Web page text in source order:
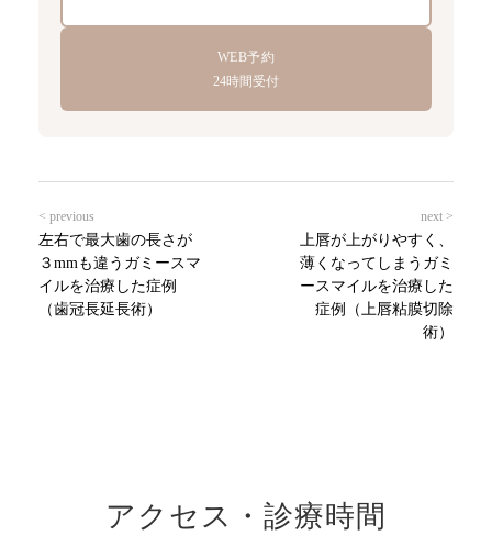
WEB予約
24時間受付
< previous
左右で最大歯の長さが
３mmも違うガミースマ
イルを治療した症例
（歯冠長延長術）
next >
上唇が上がりやすく、
薄くなってしまうガミ
ースマイルを治療した
症例（上唇粘膜切除
術）
アクセス・診療時間